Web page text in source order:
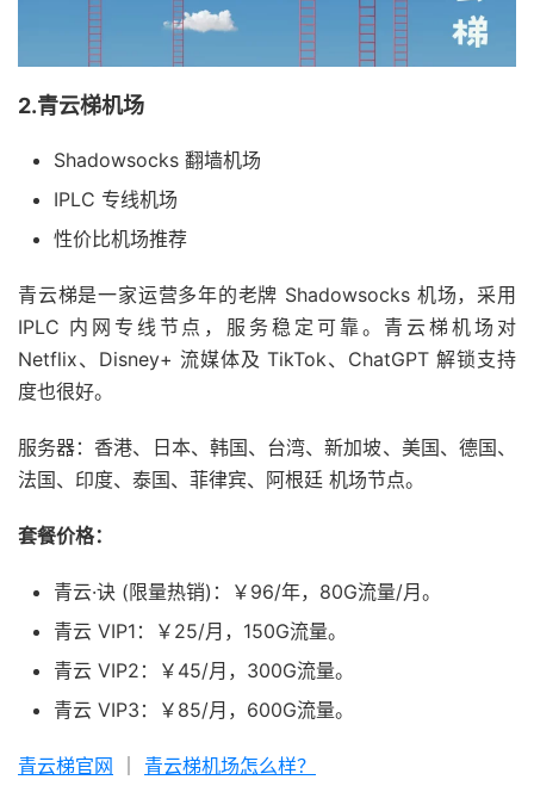
2.青云梯机场
Shadowsocks 翻墙机场
IPLC 专线机场
性价比机场推荐
青云梯是一家运营多年的老牌 Shadowsocks 机场，采用
IPLC 内网专线节点，服务稳定可靠。青云梯机场对
Netflix、Disney+ 流媒体及 TikTok、ChatGPT 解锁支持
度也很好。
服务器：香港、日本、韩国、台湾、新加坡、美国、德国、
法国、印度、泰国、菲律宾、阿根廷 机场节点。
套餐价格：
青云·诀 (限量热销)：￥96/年，80G流量/月。
青云 VIP1：￥25/月，150G流量。
青云 VIP2：￥45/月，300G流量。
青云 VIP3：￥85/月，600G流量。
青云梯官网 青云梯机场怎么样？